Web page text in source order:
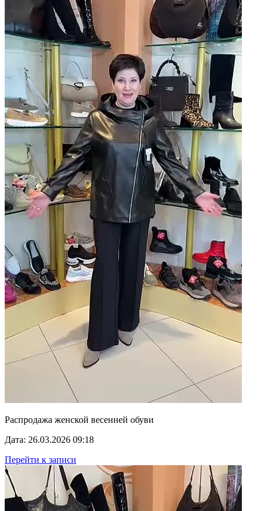
Распродажа женской весенней обуви
Дата: 26.03.2026 09:18
Перейти к записи